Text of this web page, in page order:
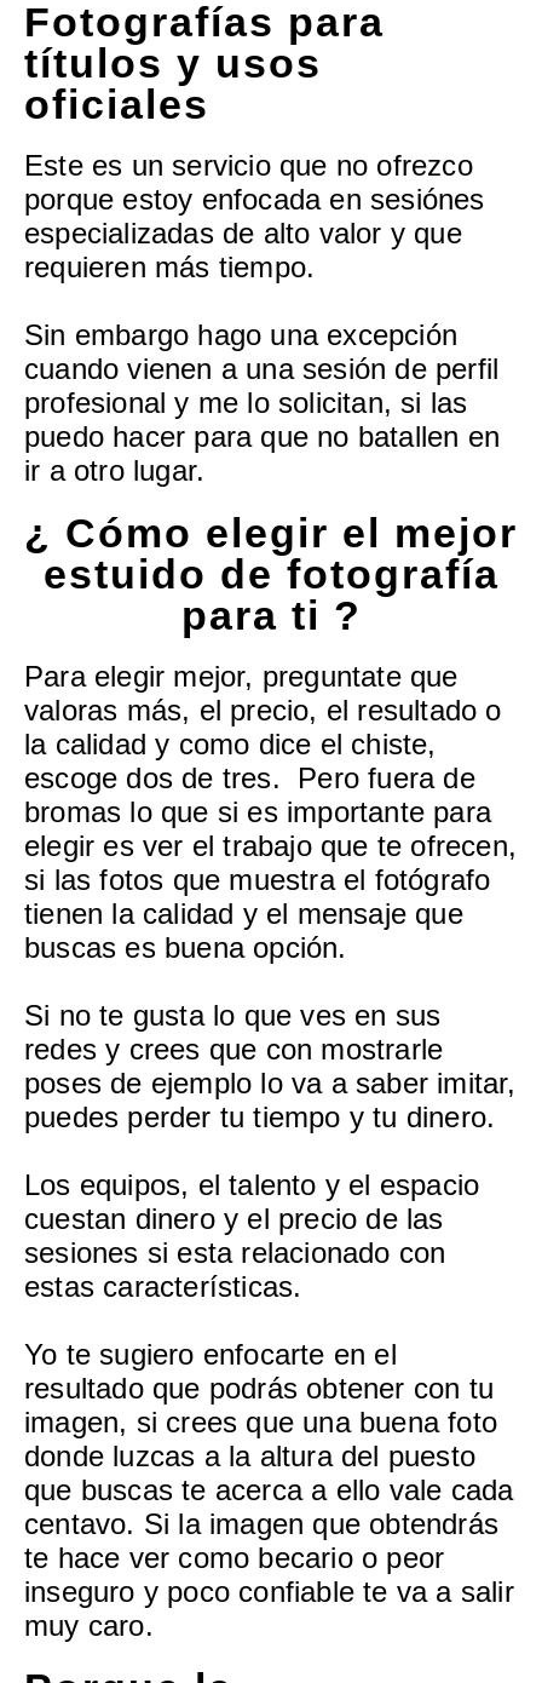
Fotografías para
títulos y usos
oficiales
Este es un servicio que no ofrezco
porque estoy enfocada en sesiónes
especializadas de alto valor y que
requieren más tiempo.
Sin embargo hago una excepción
cuando vienen a una sesión de perfil
profesional y me lo solicitan, si las
puedo hacer para que no batallen en
ir a otro lugar.
¿ Cómo elegir el mejor
estuido de fotografía
para ti ?
Para elegir mejor, preguntate que
valoras más, el precio, el resultado o
la calidad y como dice el chiste,
escoge dos de tres. Pero fuera de
bromas lo que si es importante para
elegir es ver el trabajo que te ofrecen,
si las fotos que muestra el fotógrafo
tienen la calidad y el mensaje que
buscas es buena opción.
Si no te gusta lo que ves en sus
redes y crees que con mostrarle
poses de ejemplo lo va a saber imitar,
puedes perder tu tiempo y tu dinero.
Los equipos, el talento y el espacio
cuestan dinero y el precio de las
sesiones si esta relacionado con
estas características.
Yo te sugiero enfocarte en el
resultado que podrás obtener con tu
imagen, si crees que una buena foto
donde luzcas a la altura del puesto
que buscas te acerca a ello vale cada
centavo. Si la imagen que obtendrás
te hace ver como becario o peor
inseguro y poco confiable te va a salir
muy caro.